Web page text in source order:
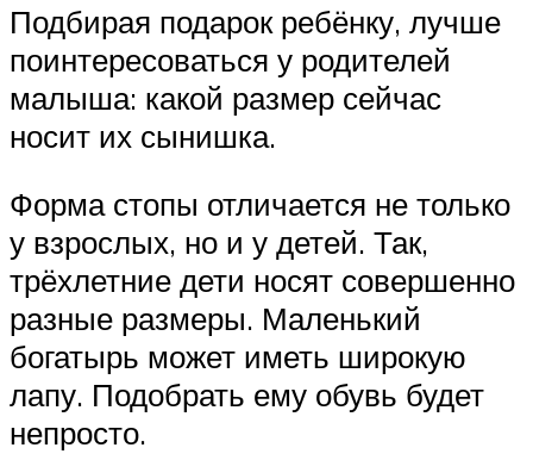
Подбирая подарок ребёнку, лучше
поинтересоваться у родителей
малыша: какой размер сейчас
носит их сынишка.
Форма стопы отличается не только
у взрослых, но и у детей. Так,
трёхлетние дети носят совершенно
разные размеры. Маленький
богатырь может иметь широкую
лапу. Подобрать ему обувь будет
непросто.